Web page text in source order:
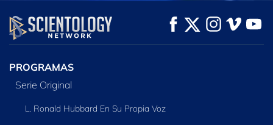
VE
EXPLORA LAS
SERIES
PROGRAMAS
Serie Original
L. Ronald Hubbard En Su Propia Voz